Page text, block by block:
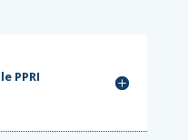
PPRI